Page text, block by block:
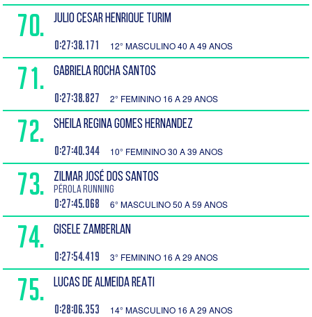
70. JULIO CESAR HENRIQUE TURIM
0:27:38.171 12° MASCULINO 40 A 49 ANOS
71. GABRIELA ROCHA SANTOS
0:27:38.827 2° FEMININO 16 A 29 ANOS
72. SHEILA REGINA GOMES HERNANDEZ
0:27:40.344 10° FEMININO 30 A 39 ANOS
73. ZILMAR JOSÉ DOS SANTOS
Pérola Running
0:27:45.068 6° MASCULINO 50 A 59 ANOS
74. GISELE ZAMBERLAN
0:27:54.419 3° FEMININO 16 A 29 ANOS
75. LUCAS DE ALMEIDA REATI
0:28:06.353 14° MASCULINO 16 A 29 ANOS